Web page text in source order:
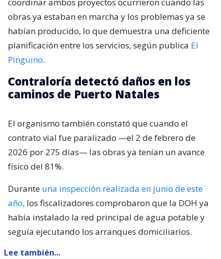
coordinar ambos proyectos ocurrieron cuando las
obras ya estaban en marcha y los problemas ya se
habían producido, lo que demuestra una deficiente
planificación entre los servicios, según publica El
Pingüino.
Contraloría detectó daños en los
caminos de Puerto Natales
El organismo también constató que cuando el
contrato vial fue paralizado —el 2 de febrero de
2026 por 275 días— las obras ya tenían un avance
físico del 81%.
Durante una inspección realizada en junio de este
año, los fiscalizadores comprobaron que la DOH ya
había instalado la red principal de agua potable y
seguía ejecutando los arranques domiciliarios.
Lee también...